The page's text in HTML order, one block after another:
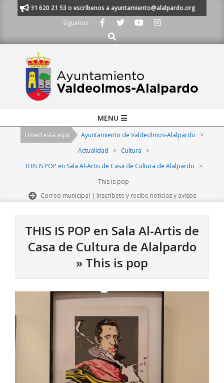
al 91 620 21 53 o escríbenos a ayuntamiento@alalpardo.org
Síguenos
Buscar
Navigation
MENU
Usted está aquí Ayuntamiento de Valdeolmos-Alalpardo
>
Actualidad
> Cultura
>
THIS IS POP en Sala Al-Artis de Casa de Cultura de Alalpardo
>
This is pop
Correo municipal | Inscríbete y recibe noticias y avisos
THIS IS POP en Sala Al-Artis de
Casa de Cultura de Alalpardo
» This is pop